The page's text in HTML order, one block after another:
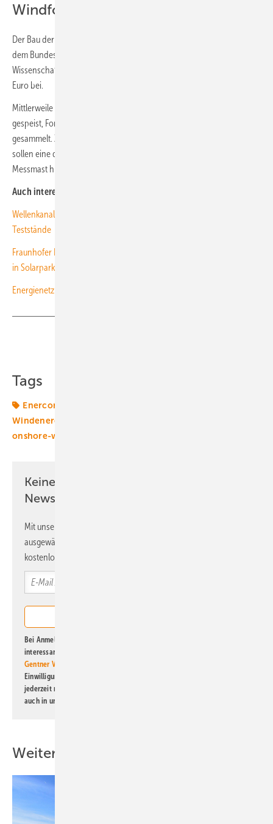
Windforschung
Der Bau der Anlage kostete 50 Millionen Euro, die im Wesentlichen aus
dem Bundesministerium für Klimaschutz stammte. Das
Wissenschaftsministerium Niedersachsen steuerte rund 16 Millionen
Euro bei.
Mittlerweile hat Wivaldi im Probebetrieb bereits Strom ins Netz
gespeist, Forschungsprojekte sind gestartet und erste Daten wurden
gesammelt. Zudem wird noch weiter gebaut: Bis Ende des Jahres
sollen eine dritte, etwas kleinere Windenergieanlage und ein weiterer
Messmast hinzukommen. (kw)
Auch interessant:
Wellenkanal und Rotorblätter: Windforschung bekommt neue
Teststände
Fraunhofer ISE testet gegenseitige Beeinflussung von Wechselrichtern
in Solarparks
Energienetz wird durch Simulation gesteuert
Tags
Enercon
Windenergie
onshore-wind
Keine Zeit? Kein Problem mit dem ERE
Newsletter!
Mit unserem Newsletter erhalten Sie regelmäßig von uns
ausgewählte Informationen und Neuigkeiten, gebündelt und
kostenlos direkt ins Postfach.
Bei Anmeldung zu diesem Newsletter bin ich damit einverstanden, über
interessante Verlags- und Online-Angebote
Gentner Verlag GmbH & Co. KG
Einwilligung kann ich jederzeit widerrufen und eine Abmeldung ist
jederzeit möglich. Informationen zum Umgang mit Daten finden Sie
auch in unserer
Weitere Inhalte